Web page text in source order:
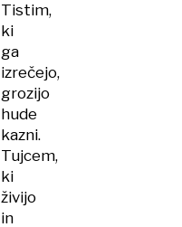
Tistim,
ki
ga
izrečejo,
grozijo
hude
kazni.
Tujcem,
ki
živijo
in